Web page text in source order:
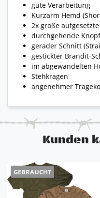
gute Verarbeitung
Kurzarm Hemd
2x große
durchgehende
gerader Schnitt
gestickter Brandit-
im abgewandelten
Stehkragen
angenehmer
Kunden
GEBRAUCHT